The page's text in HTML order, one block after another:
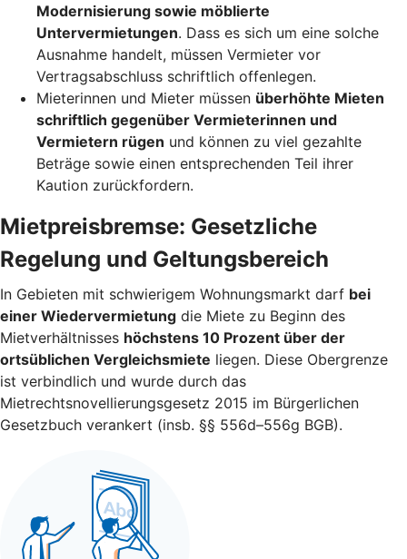
Modernisierung sowie möblierte
Untervermietungen. Dass es sich um eine solche
Ausnahme handelt, müssen Vermieter vor
Vertragsabschluss schriftlich offenlegen.
Mieterinnen und Mieter müssen überhöhte Mieten
schriftlich gegenüber Vermieterinnen und
Vermietern rügen und können zu viel gezahlte
Beträge sowie einen entsprechenden Teil ihrer
Kaution zurückfordern.
Mietpreisbremse: Gesetzliche
Regelung und Geltungsbereich
In Gebieten mit schwierigem Wohnungsmarkt darf bei
einer Wiedervermietung die Miete zu Beginn des
Mietverhältnisses höchstens 10 Prozent über der
ortsüblichen Vergleichsmiete liegen. Diese Obergrenze
ist verbindlich und wurde durch das
Mietrechtsnovellierungsgesetz 2015 im Bürgerlichen
Gesetzbuch verankert (insb. §§ 556d–556g BGB).